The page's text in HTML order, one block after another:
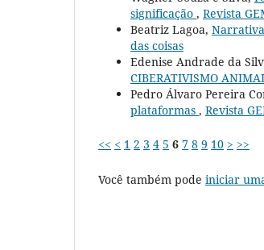
significação , Revista
Beatriz Lagoa,
das coisas
Edenise Andrade da
CIBERATIVISMO
Pedro Álvaro Pereira
plataformas , Revista
<< < 1 2 3 4 5 6 7 8 9 10 > >>
Você também pode iniciar